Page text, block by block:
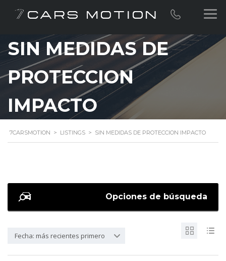
SIN MEDIDAS DE
PROTECCION
IMPACTO
7CARSMOTION > LISTINGS > SIN MEDIDAS DE PROTECCION IMPACTO
Opciones de búsqueda
Fecha: más recientes primero